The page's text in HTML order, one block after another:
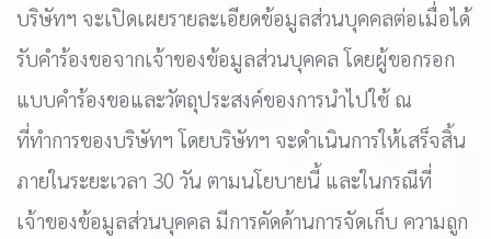
บริษัทฯ จะเปิดเผยรายละเอียดข้อมูลส่วนบุคคลต่อเมื่อได้
รับคำร้องขอจากเจ้าของข้อมูลส่วนบุคคล โดยผู้ขอกรอก
แบบคำร้องขอและวัตถุประสงค์ของการนำไปใช้ ณ
ที่ทำการของบริษัทฯ โดยบริษัทฯ จะดำเนินการให้เสร็จสิ้น
ภายในระยะเวลา 30 วัน ตามนโยบายนี้ และในกรณีที่
เจ้าของข้อมูลส่วนบุคคล มีการคัดค้านการจัดเก็บ ความถูก